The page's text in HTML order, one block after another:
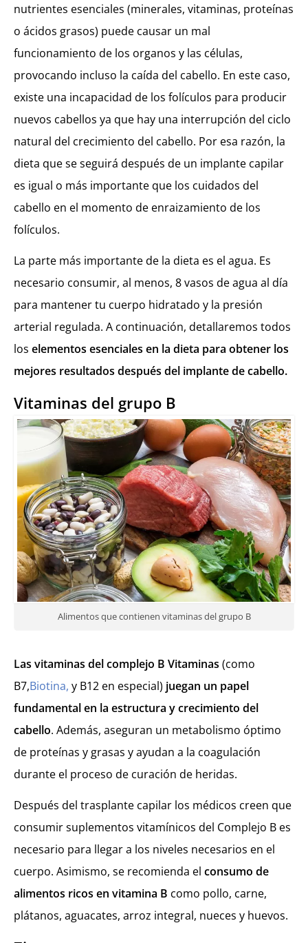
nutrientes esenciales (minerales, vitaminas, proteínas
o ácidos grasos) puede causar un mal
funcionamiento de los organos y las células,
provocando incluso la caída del cabello. En este caso,
existe una incapacidad de los folículos para producir
nuevos cabellos ya que hay una interrupción del ciclo
natural del crecimiento del cabello. Por esa razón, la
dieta que se seguirá después de un implante capilar
es igual o más importante que los cuidados del
cabello en el momento de enraizamiento de los
folículos.
La parte más importante de la dieta es el agua. Es
necesario consumir, al menos, 8 vasos de agua al día
para mantener tu cuerpo hidratado y la presión
arterial regulada. A continuación, detallaremos todos
los elementos esenciales en la dieta para obtener los
mejores resultados después del implante de cabello.
Vitaminas del grupo B
Alimentos que contienen vitaminas del grupo B
Las vitaminas del complejo B Vitaminas (como
B7,Biotina, y B12 en especial) juegan un papel
fundamental en la estructura y crecimiento del
cabello. Además, aseguran un metabolismo óptimo
de proteínas y grasas y ayudan a la coagulación
durante el proceso de curación de heridas.
Después del trasplante capilar los médicos creen que
consumir suplementos vitamínicos del Complejo B es
necesario para llegar a los niveles necesarios en el
cuerpo. Asimismo, se recomienda el consumo de
alimentos ricos en vitamina B como pollo, carne,
plátanos, aguacates, arroz integral, nueces y huevos.